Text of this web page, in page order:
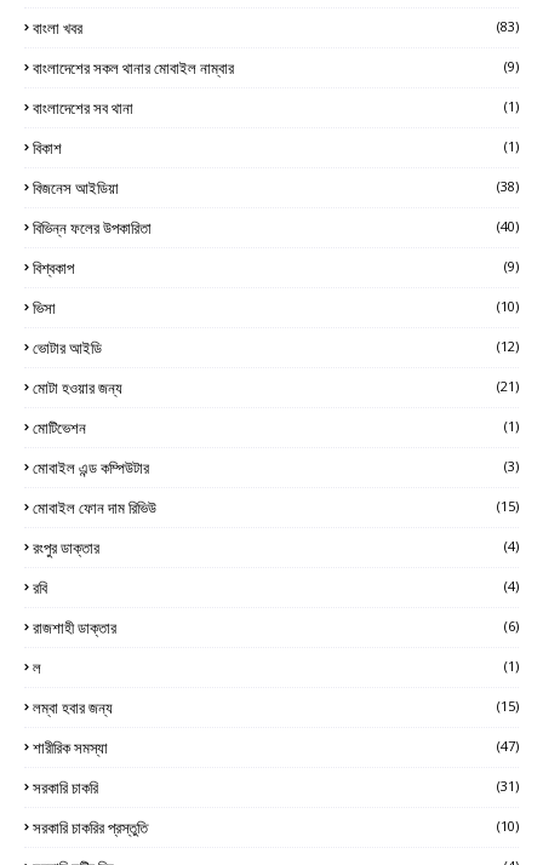
বাংলা খবর (83)
বাংলাদেশের সকল থানার মোবাইল নাম্বার (9)
বাংলাদেশের সব থানা (1)
বিকাশ (1)
বিজনেস আইডিয়া (38)
বিভিন্ন ফলের উপকারিতা (40)
বিশ্বকাপ (9)
ভিসা (10)
ভোটার আইডি (12)
মোটা হওয়ার জন্য (21)
মোটিভেশন (1)
মোবাইল এন্ড কম্পিউটার (3)
মোবাইল ফোন দাম রিভিউ (15)
রংপুর ডাক্তার (4)
রবি (4)
রাজশাহী ডাক্তার (6)
ল (1)
লম্বা হবার জন্য (15)
শারীরিক সমস্যা (47)
সরকারি চাকরি (31)
সরকারি চাকরির প্রস্তুতি (10)